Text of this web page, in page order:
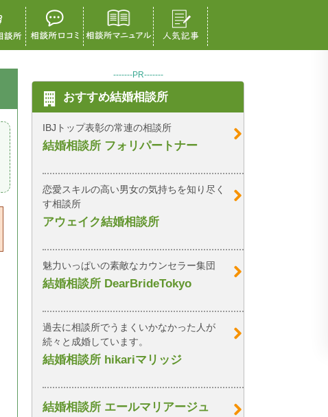
-------PR-------
おすすめ結婚相談所
IBJトップ表彰の常連の相談所
結婚相談所 フォリパートナー
恋愛スキルの高い男女の気持ちを知り尽く
す相談所
アウェイク結婚相談所
魅力いっぱいの素敵なカウンセラー集団
結婚相談所 DearBrideTokyo
過去に相談所でうまくいかなかった人が
続々と成婚しています。
結婚相談所 hikariマリッジ
結婚相談所 エールマリアージュ